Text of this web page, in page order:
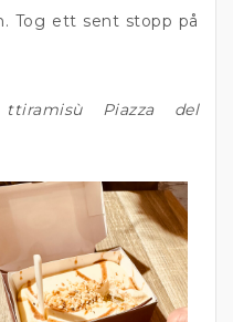
Tog ett sent stopp på
Piazza del